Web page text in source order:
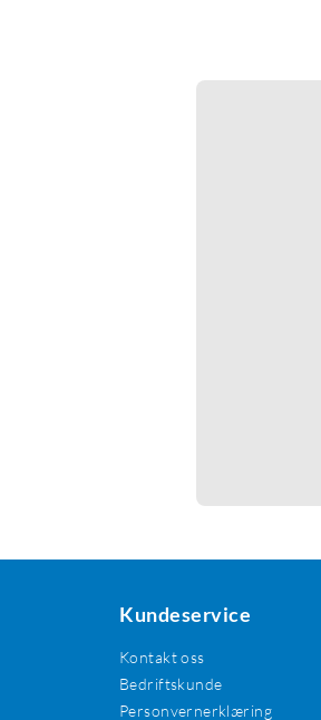
Kundeservice
Kontakt oss
Bedriftskunde
Personvernerklæring